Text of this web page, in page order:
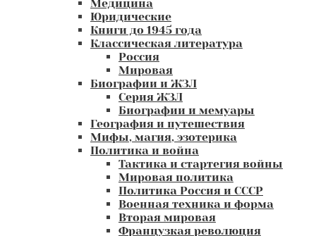
Медицина
Юридические
Книги до 1945 года
Классическая литература
Россия
Мировая
Биографии и ЖЗЛ
Серия ЖЗЛ
Биографии и мемуары
География и путешествия
Мифы, магия, эзотерика
Политика и война
Тактика и стартегия войны
Мировая политика
Политика Россия и СССР
Военная техника и форма
Вторая мировая
Французкая революция